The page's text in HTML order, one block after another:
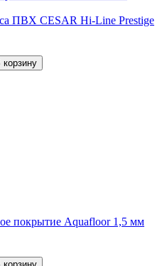
ПВХ CESAR Hi-Line Prestige
корзину
покрытие Aquafloor 1,5 мм